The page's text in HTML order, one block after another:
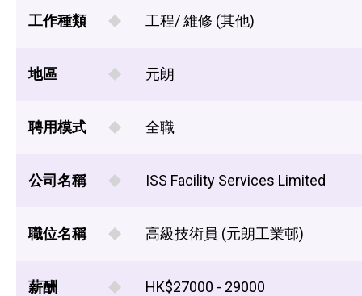
工作種類 工程/ 維修 (其他)
地區 元朗
聘用模式 全職
公司名稱 ISS Facility Services Limited
職位名稱 高級技術員 (元朗工業邨)
薪酬 HK$27000 - 29000